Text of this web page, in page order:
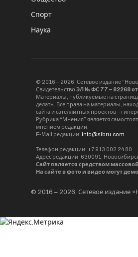
Спорт
Наука
© 2016 – 2026, Сетевое издание
Свидетельство ЭЛ № ФС 77 – 82268 от
Материалы, публикуемые на
делать. Все права на материалы,
сайта и сателлитных проектов –
Рубрика “Мнения” является
мнением редакции.
E-Mail редакции: info@sibru.com
Телефон редакции: +7 913 002 24 80
Адрес редакции: 630091,
Сайт является средством
На сайте в фото и видео могут
© 2016 – 2026, Сетевое издание